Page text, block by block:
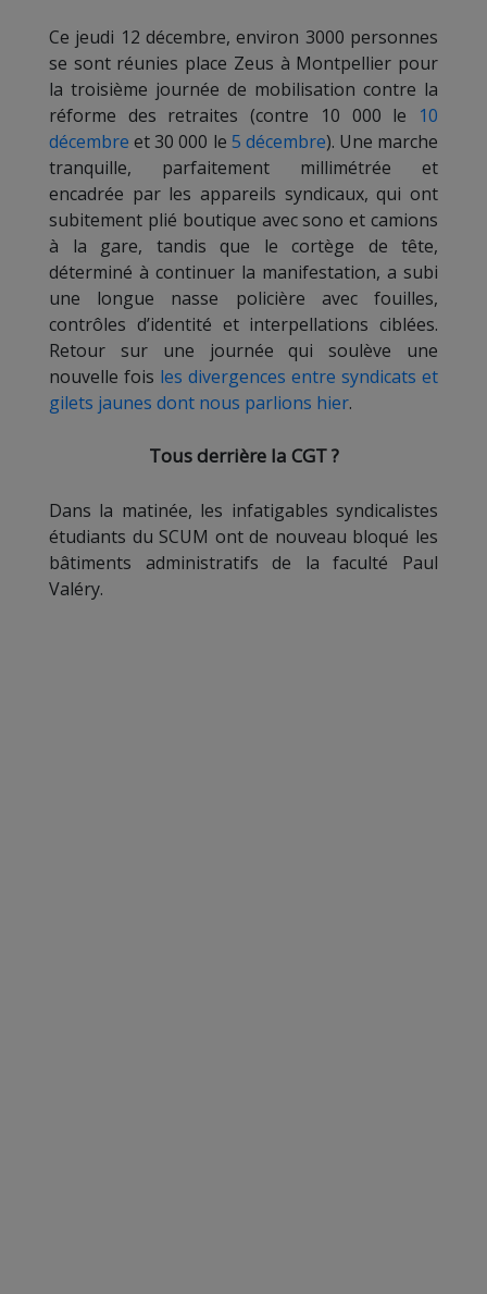
Ce jeudi 12 décembre, environ 3000 personnes
se sont réunies place Zeus à Montpellier pour
la troisième journée de mobilisation contre la
réforme des retraites (contre 10 000 le 10
décembre et 30 000 le 5 décembre). Une marche
tranquille, parfaitement millimétrée et
encadrée par les appareils syndicaux, qui ont
subitement plié boutique avec sono et camions
à la gare, tandis que le cortège de tête,
déterminé à continuer la manifestation, a subi
une longue nasse policière avec fouilles,
contrôles d’identité et interpellations ciblées.
Retour sur une journée qui soulève une
nouvelle fois les divergences entre syndicats et
gilets jaunes dont nous parlions hier.
Tous derrière la CGT ?
Dans la matinée, les infatigables syndicalistes
étudiants du SCUM ont de nouveau bloqué les
bâtiments administratifs de la faculté Paul
Valéry.